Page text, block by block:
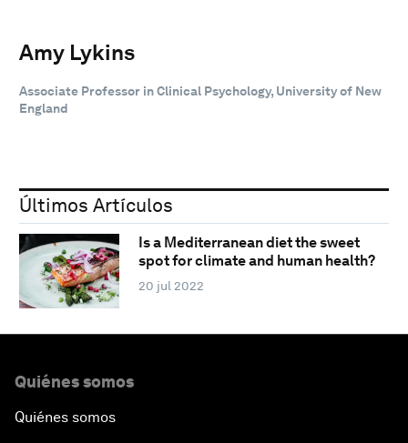
Amy Lykins
Associate Professor in Clinical Psychology, University of New
England
Últimos Artículos
Is a Mediterranean diet the sweet
spot for climate and human health?
20 jul 2022
Quiénes somos
Quiénes somos